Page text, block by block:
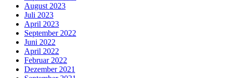
August 2023
Juli 2023
April 2023
September 2022
Juni 2022
April 2022
Februar 2022
Dezember 2021